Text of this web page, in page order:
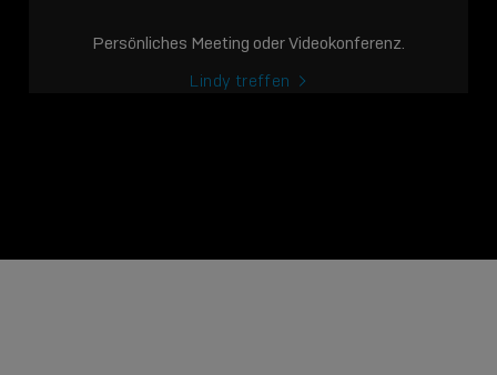
Persönliches Meeting oder Videokonferenz.
Lindy treffen